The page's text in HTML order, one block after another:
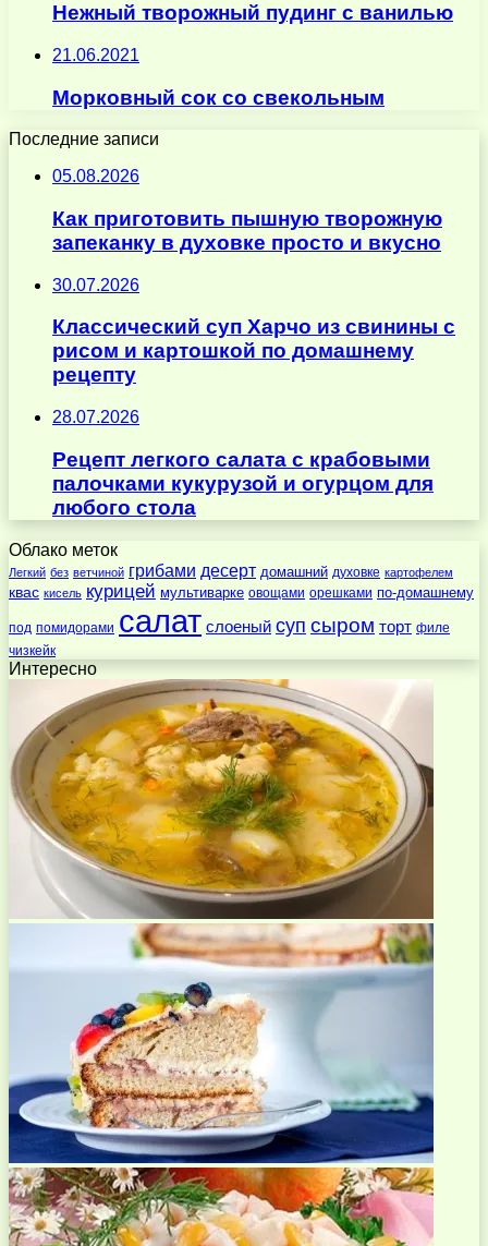
Нежный творожный пудинг с ванилью
21.06.2021
Морковный сок со свекольным
Последние записи
05.08.2026
Как приготовить пышную творожную
запеканку в духовке просто и вкусно
30.07.2026
Классический суп Харчо из свинины с
рисом и картошкой по домашнему
рецепту
28.07.2026
Рецепт легкого салата с крабовыми
палочками кукурузой и огурцом для
любого стола
Облако меток
Легкий без ветчиной грибами десерт домашний духовке картофелем
квас кисель курицей мультиварке овощами орешками по-домашнему
под помидорами салат слоеный суп сыром торт филе
чизкейк
Интересно